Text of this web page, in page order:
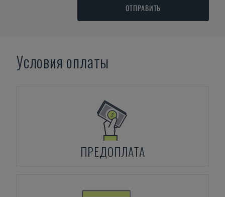
ОТПРАВИТЬ
Условия оплаты
ПРЕДОПЛАТА